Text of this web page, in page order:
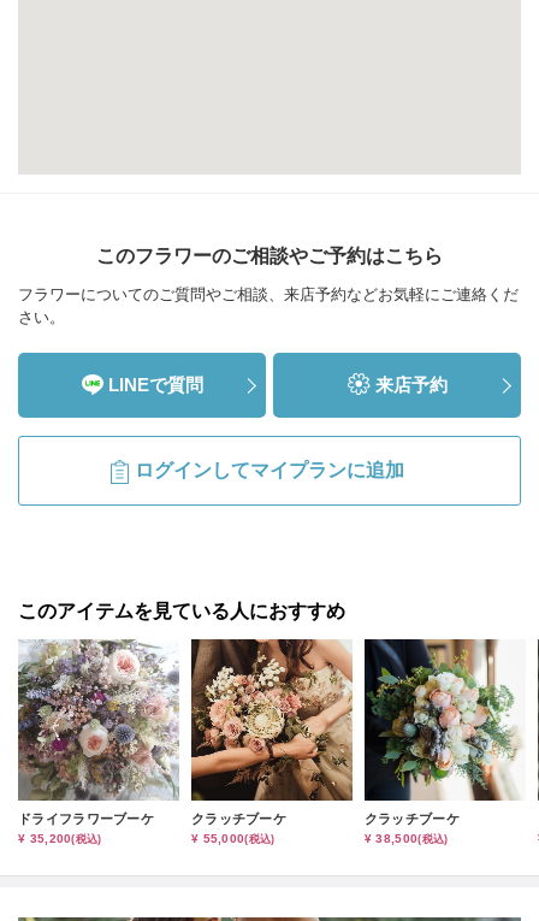
このフラワーのご相談やご予約はこちら
フラワーについてのご質問やご相談、来店予約などお気軽にご連絡くだ
さい。
LINEで質問 来店予約
ログインしてマイプランに追加
このアイテムを見ている人におすすめ
ドライフラワーブーケ
¥ 35,200(税込)
クラッチブーケ
¥ 55,000(税込)
クラッチブーケ
¥ 38,500(税込)